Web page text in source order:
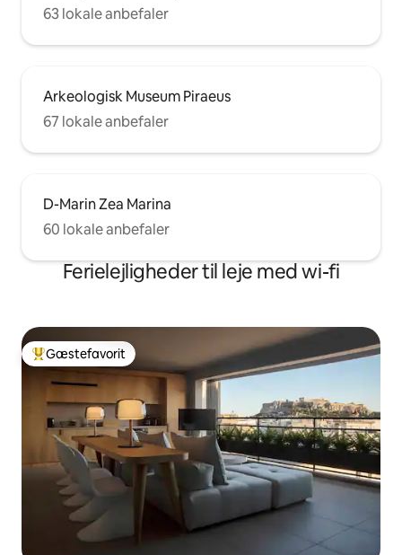
63 lokale anbefaler
Arkeologisk Museum Piraeus
67 lokale anbefaler
D-Marin Zea Marina
60 lokale anbefaler
Ferielejligheder til leje med wi-fi
Bedste gæstefavorit
Gæstefavorit